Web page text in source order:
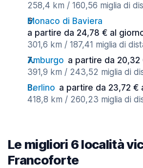
258,4 km / 160,56 miglia di
Monaco di Baviera
a partire da 24,78 € al
301,6 km / 187,41 miglia di
Amburgo a partire da 20,32
391,9 km / 243,52 miglia di
Berlino a partire da 23,72 €
418,8 km / 260,23 miglia di
Le migliori 6 località
Francoforte